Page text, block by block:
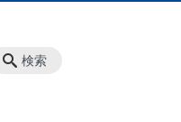
検索